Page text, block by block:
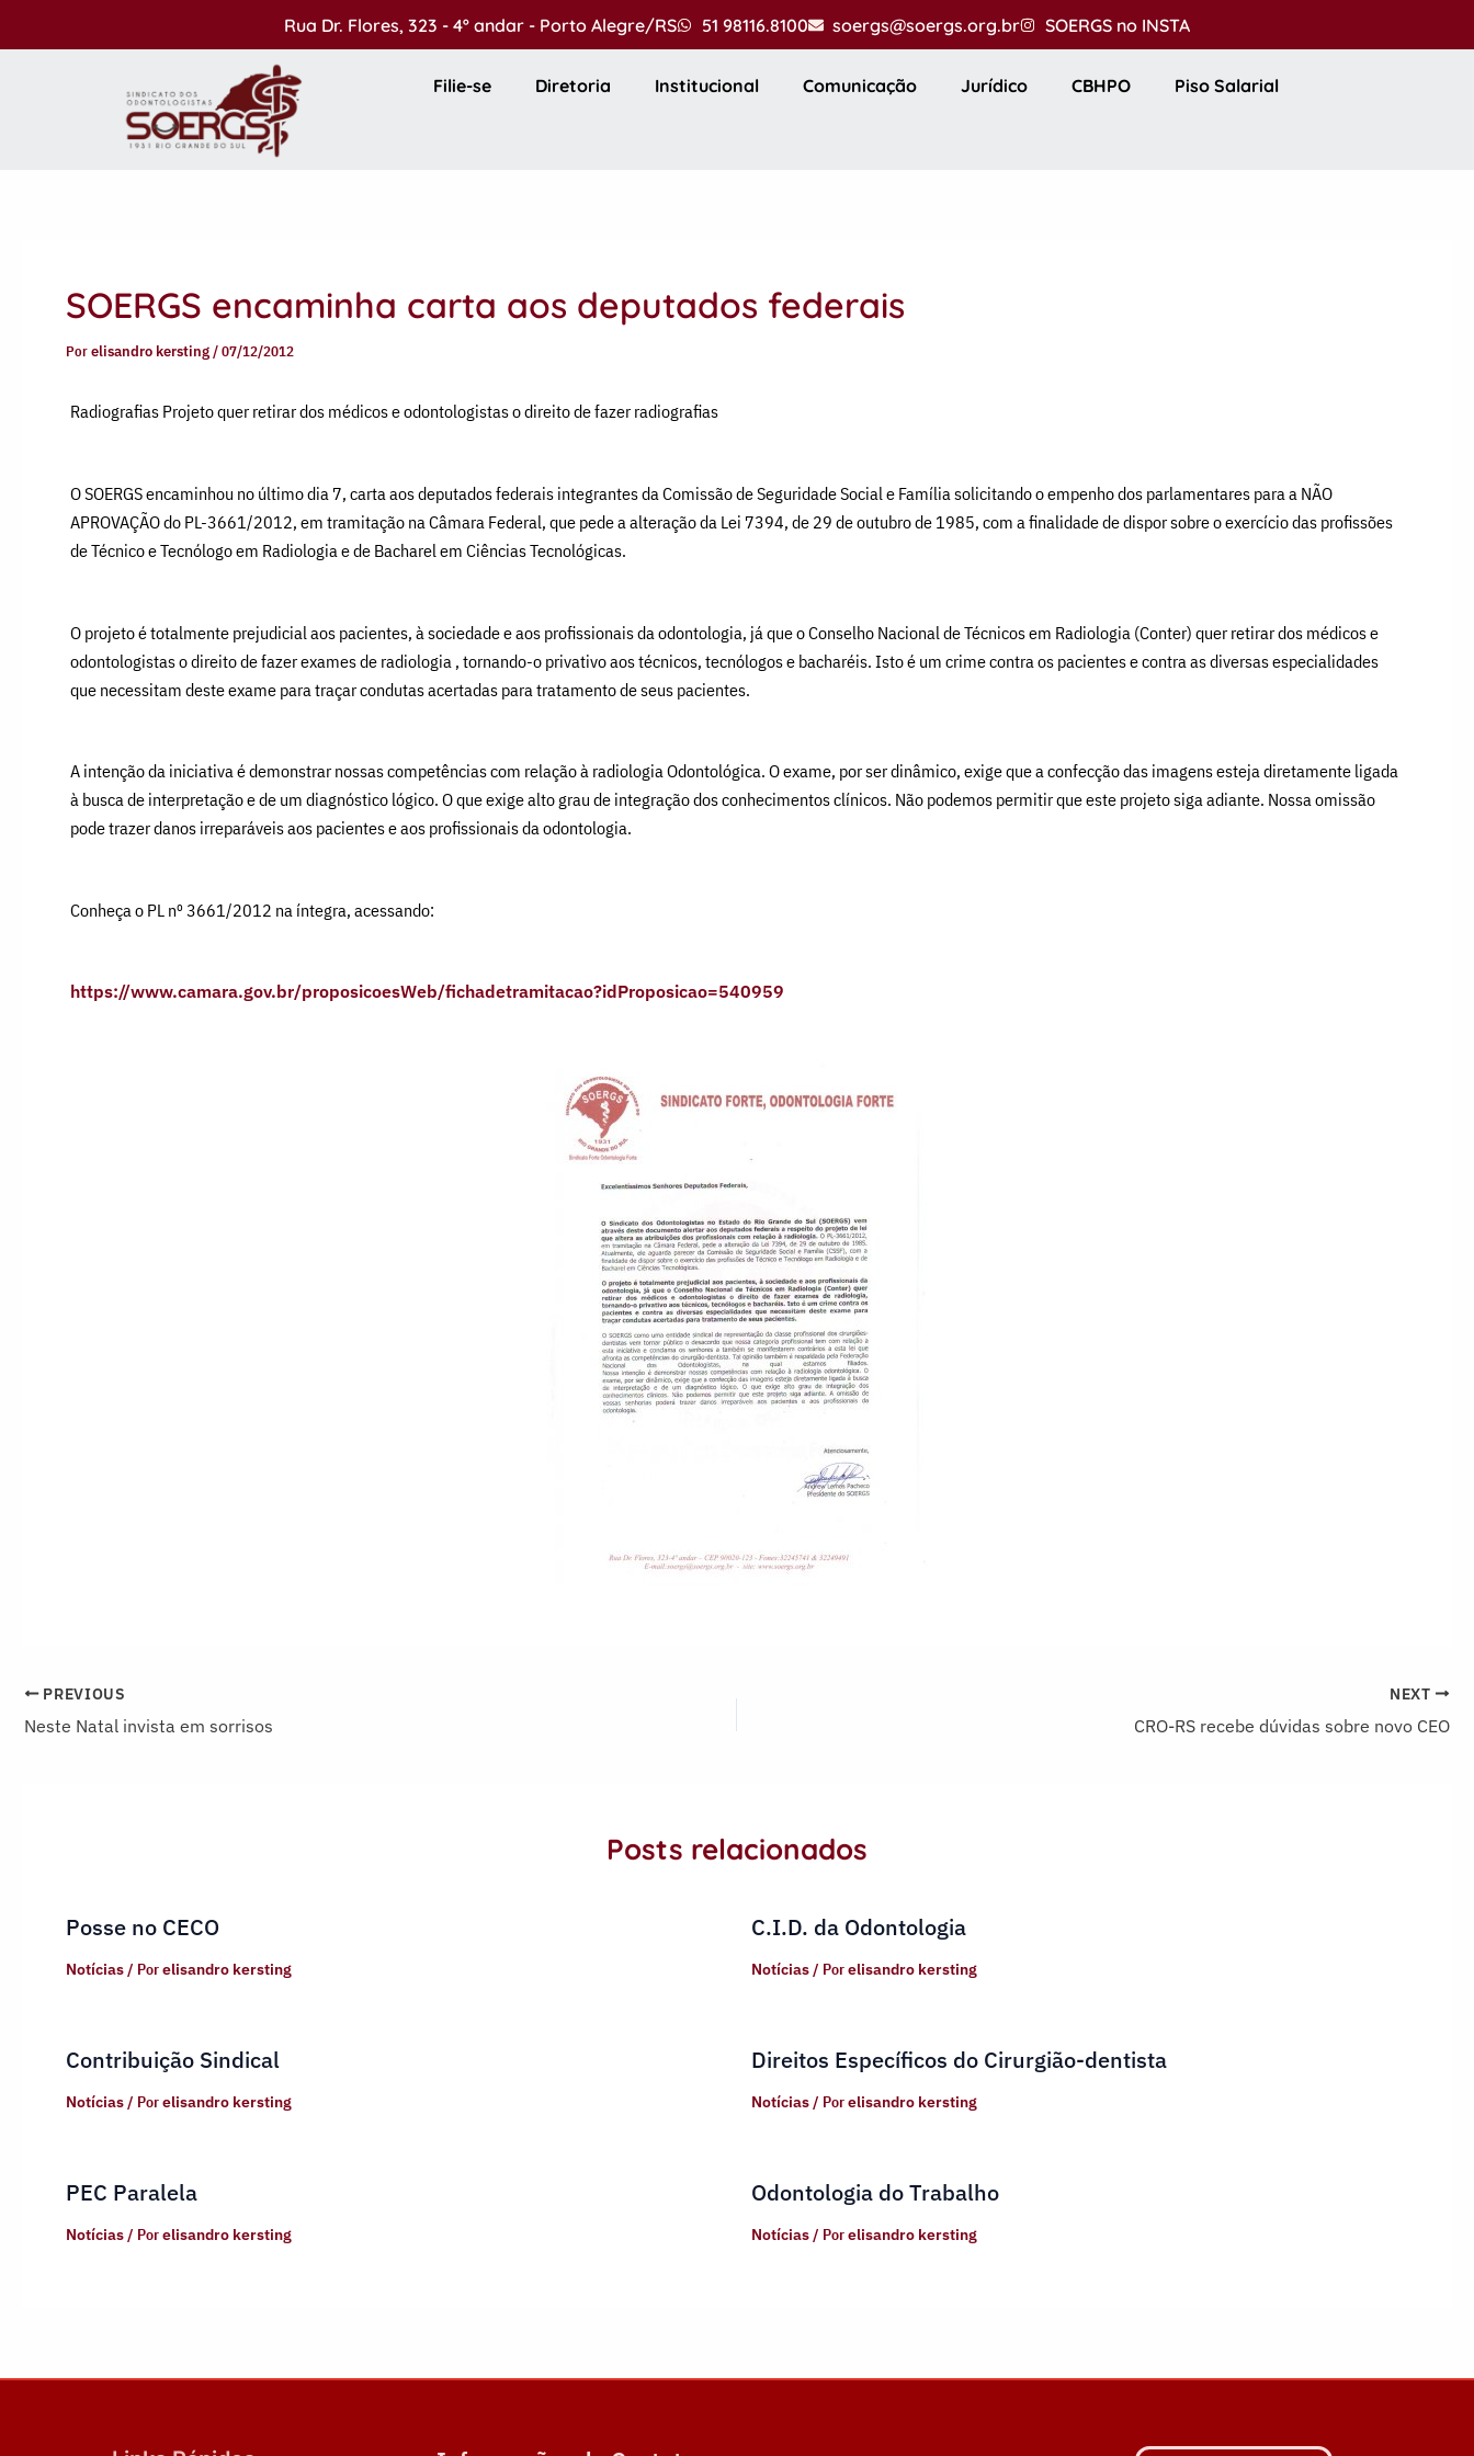
Rua Dr. Flores, 323 - 4º andar - Porto Alegre/RS 51 98116.8100 soergs@soergs.org.br SOERGS no INSTA
Filie-se Diretoria Institucional Comunicação Jurídico CBHPO Piso Salarial
SOERGS encaminha carta aos deputados federais
Porelisandro kersting/07/12/2012
Radiografias Projeto quer retirar dos médicos e odontologistas o direito de fazer radiografias
O SOERGS encaminhou no último dia 7, carta aos deputados federais integrantes da Comissão de Seguridade Social e Família solicitando o empenho dos parlamentares para a NÃO
APROVAÇÃO do PL-3661/2012, em tramitação na Câmara Federal, que pede a alteração da Lei 7394, de 29 de outubro de 1985, com a finalidade de dispor sobre o exercício das profissões
de Técnico e Tecnólogo em Radiologia e de Bacharel em Ciências Tecnológicas.
O projeto é totalmente prejudicial aos pacientes, à sociedade e aos profissionais da odontologia, já que o Conselho Nacional de Técnicos em Radiologia (Conter) quer retirar dos médicos e
odontologistas o direito de fazer exames de radiologia , tornando-o privativo aos técnicos, tecnólogos e bacharéis. Isto é um crime contra os pacientes e contra as diversas especialidades
que necessitam deste exame para traçar condutas acertadas para tratamento de seus pacientes.
A intenção da iniciativa é demonstrar nossas competências com relação à radiologia Odontológica. O exame, por ser dinâmico, exige que a confecção das imagens esteja diretamente ligada
à busca de interpretação e de um diagnóstico lógico. O que exige alto grau de integração dos conhecimentos clínicos. Não podemos permitir que este projeto siga adiante. Nossa omissão
pode trazer danos irreparáveis aos pacientes e aos profissionais da odontologia.
Conheça o PL nº 3661/2012 na íntegra, acessando:
https://www.camara.gov.br/proposicoesWeb/fichadetramitacao?idProposicao=540959
PREVIOUS
Neste Natal invista em sorrisos
NEXT
CRO-RS recebe dúvidas sobre novo CEO
Posts relacionados
Posse no CECO
Notícias/ Porelisandro kersting
C.I.D. da Odontologia
Notícias/ Porelisandro kersting
Contribuição Sindical
Notícias/ Porelisandro kersting
Direitos Específicos do Cirurgião-dentista
Notícias/ Porelisandro kersting
PEC Paralela
Notícias/ Porelisandro kersting
Odontologia do Trabalho
Notícias/ Porelisandro kersting